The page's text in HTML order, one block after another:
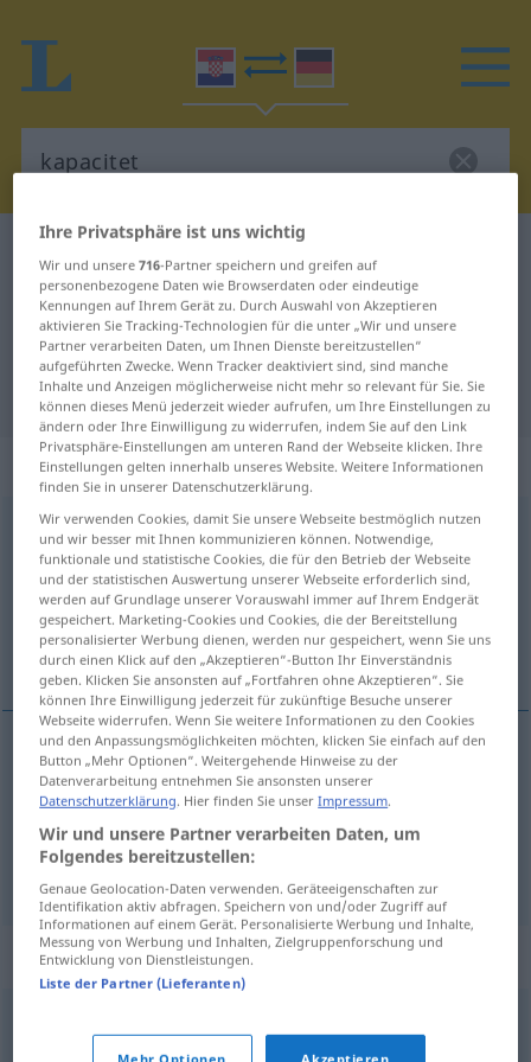
Kroatisch-Deutsch Übersetzung für
"kapacitet"
"kapacitet" Deutsch Übersetzung
„kapacitet“
kapacitet
Übersicht aller Übersetzungen
(Für mehr Details die Übersetzung anklicken/antippen)
Kapazität, Fassungsvermögen
Kapazitätf kapacitet
Fassungsvermögenn kapacitet
Beispielsätze für "kapacitet"
kapacitet
Ihre Privatsphäre ist uns wichtig
Wir und unsere716-Partner speichern und greifen auf
personenbezogene Daten wie Browserdaten oder eindeutige
Kennungen auf Ihrem Gerät zu. Durch Auswahl von Akzeptieren
aktivieren Sie Tracking-Technologien für die unter „Wir und unsere
Partner verarbeiten Daten, um Ihnen Dienste bereitzustellen“
aufgeführten Zwecke. Wenn Tracker deaktiviert sind, sind manche
Inhalte und Anzeigen möglicherweise nicht mehr so relevant für Sie. Sie
können dieses Menü jederzeit wieder aufrufen, um Ihre Einstellungen zu
ändern oder Ihre Einwilligung zu widerrufen, indem Sie auf den Link
Privatsphäre-Einstellungen am unteren Rand der Webseite klicken. Ihre
Einstellungen gelten innerhalb unseres Website. Weitere Informationen
finden Sie in unserer Datenschutzerklärung.
Wir verwenden Cookies, damit Sie unsere Webseite bestmöglich nutzen
und wir besser mit Ihnen kommunizieren können. Notwendige,
funktionale und statistische Cookies, die für den Betrieb der Webseite
und der statistischen Auswertung unserer Webseite erforderlich sind,
werden auf Grundlage unserer Vorauswahl immer auf Ihrem Endgerät
gespeichert. Marketing-Cookies und Cookies, die der Bereitstellung
personalisierter Werbung dienen, werden nur gespeichert, wenn Sie uns
durch einen Klick auf den „Akzeptieren“-Button Ihr Einverständnis
geben. Klicken Sie ansonsten auf „Fortfahren ohne Akzeptieren“. Sie
können Ihre Einwilligung jederzeit für zukünftige Besuche unserer
Webseite widerrufen. Wenn Sie weitere Informationen zu den Cookies
und den Anpassungsmöglichkeiten möchten, klicken Sie einfach auf den
Button „Mehr Optionen“. Weitergehende Hinweise zu der
Datenverarbeitung entnehmen Sie ansonsten unserer
Datenschutzerklärung. Hier finden Sie unserImpressum.
Wir und unsere Partner verarbeiten Daten, um
Folgendes bereitzustellen:
Genaue Geolocation-Daten verwenden. Geräteeigenschaften zur
Identifikation aktiv abfragen. Speichern von und/oder Zugriff auf
Informationen auf einem Gerät. Personalisierte Werbung und Inhalte,
Messung von Werbung und Inhalten, Zielgruppenforschung und
Entwicklung von Dienstleistungen.
Liste der Partner (Lieferanten)